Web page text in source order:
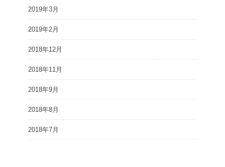
2019年3月
2019年2月
2018年12月
2018年11月
2018年9月
2018年8月
2018年7月